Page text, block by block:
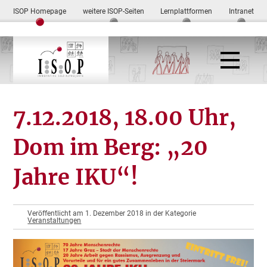
ISOP Homepage weitere ISOP-Seiten Lernplattformen Intranet
7.12.2018, 18.00 Uhr,
Dom im Berg: „20
Jahre IKU“!
Veröffentlicht am 1. Dezember 2018 in der Kategorie
Veranstaltungen